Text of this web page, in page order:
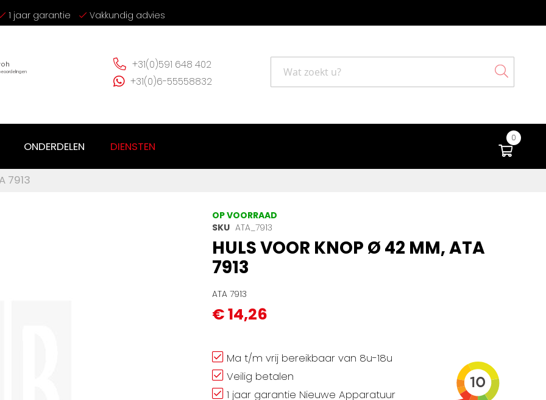
1 jaar garantie Vakkundig advies
+31(0)591 648 402
+31(0)6-55558832
Search
0
ONDERDELEN DIENSTEN
7913
OP VOORRAAD
SKU ATA_7913
HULS VOOR KNOP Ø 42 MM, ATA
7913
ATA 7913
€ 14,26
Ma t/m vrij bereikbaar van 8u-18u
Veilig betalen
1 jaar garantie Nieuwe Apparatuur